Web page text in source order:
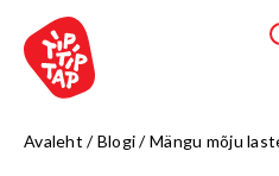
Avaleht /Blogi/Mängu mõju